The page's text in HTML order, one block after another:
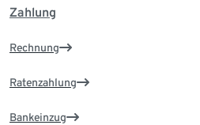
Zahlung
Rechnung
Ratenzahlung
Bankeinzug